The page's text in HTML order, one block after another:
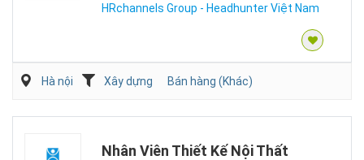
HRchannels Group - Headhunter Việt Nam
Hà nội Xây dựng Bán hàng (Khác)
Nhân Viên Thiết Kế Nội Thất